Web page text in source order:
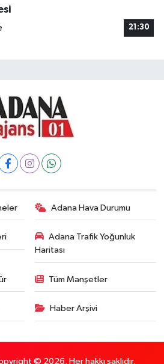
21:30
Adana Hava Durumu
Adana Trafik Yoğunluk
Haritası
Tüm Manşetler
Haber Arşivi
© 2026. Her hakkı saklıdır.